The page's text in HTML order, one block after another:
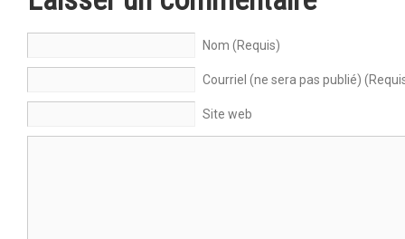
Nom (Requis)
Courriel (ne sera pas publié)
Site web